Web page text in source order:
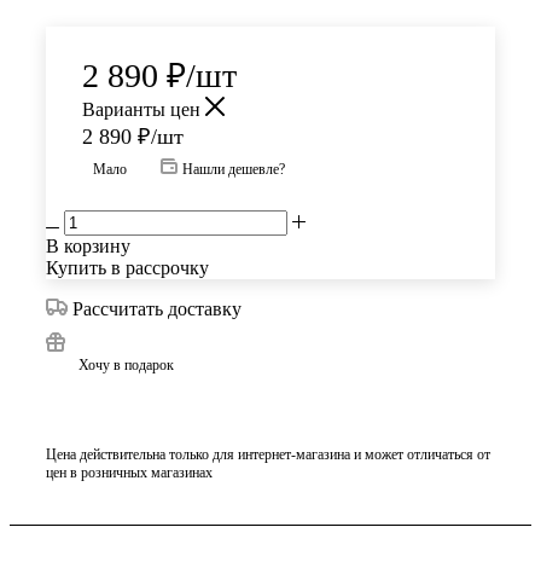
2 890 ₽/шт
Варианты цен
2 890 ₽/шт
Мало Нашли дешевле?
В корзину
Купить в рассрочку
Рассчитать доставку
Хочу в подарок
Цена действительна только для интернет-магазина и может отличаться от
цен в розничных магазинах